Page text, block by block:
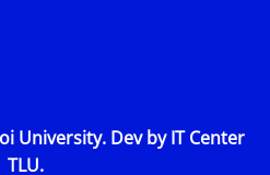
University. Dev by IT Center
TLU.